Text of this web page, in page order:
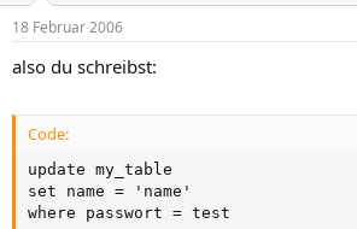
18 Februar 2006
also du schreibst:
Code:
update my_table
set name = 'name'
where passwort = test